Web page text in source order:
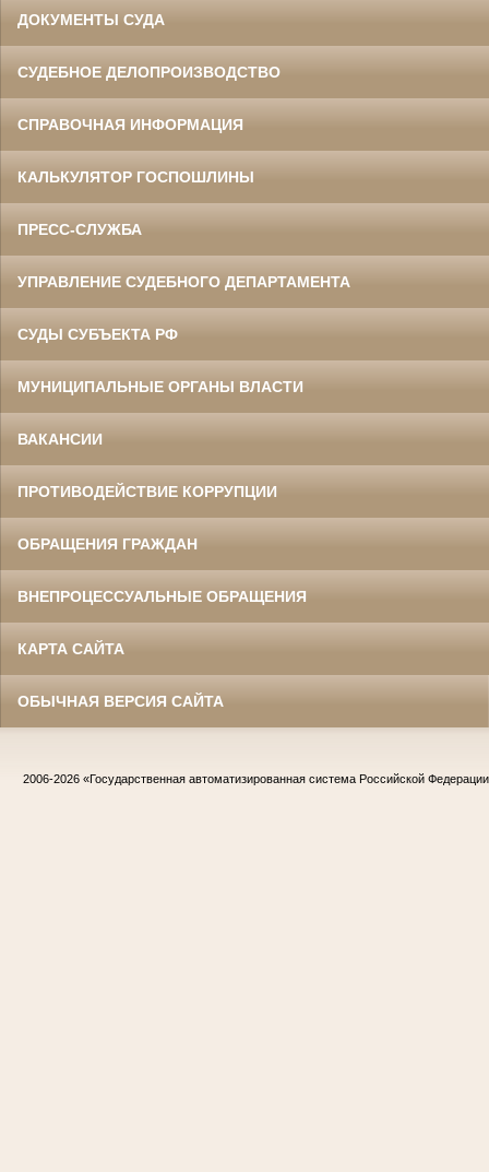
ДОКУМЕНТЫ СУДА
СУДЕБНОЕ ДЕЛОПРОИЗВОДСТВО
СПРАВОЧНАЯ ИНФОРМАЦИЯ
КАЛЬКУЛЯТОР ГОСПОШЛИНЫ
ПРЕСС-СЛУЖБА
УПРАВЛЕНИЕ СУДЕБНОГО ДЕПАРТАМЕНТА
СУДЫ СУБЪЕКТА РФ
МУНИЦИПАЛЬНЫЕ ОРГАНЫ ВЛАСТИ
ВАКАНСИИ
ПРОТИВОДЕЙСТВИЕ КОРРУПЦИИ
ОБРАЩЕНИЯ ГРАЖДАН
ВНЕПРОЦЕССУАЛЬНЫЕ ОБРАЩЕНИЯ
КАРТА САЙТА
ОБЫЧНАЯ ВЕРСИЯ САЙТА
2006-2026 «Государственная автоматизированная система Российской